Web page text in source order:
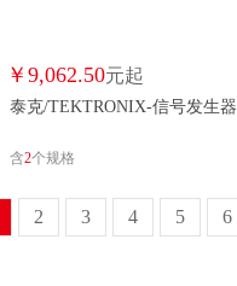
￥ 9,062.50元起
泰克/TEKTRONIX-信号发生器
含2个规格
2 3 4 5 6